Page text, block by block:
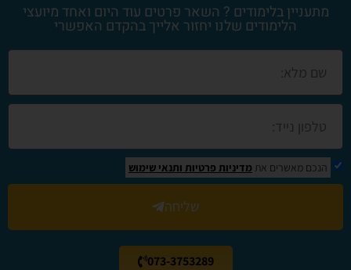
מתעניין בלימודים ? השאר פרטים עוד היום ואחד מיועצי
הלימודים שלנו יחזור אלייך בהקדם האפשרי
הנכם מאשרים את מדיניות פרטיות ותנאי שימוש
שליחה
073-3753289